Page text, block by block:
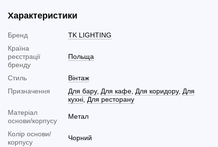
Характеристики
Бренд
TK LIGHTING
Країна
реєстрації
бренду
Польща
Стиль
Вінтаж
Призначення
Для бару, Для кафе, Для коридору, Для
кухні, Для ресторану
Матеріал
основи/корпусу
Метал
Колір основи/
корпусу
Чорний